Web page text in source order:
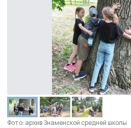
Фото: архив Знаменской средней школы